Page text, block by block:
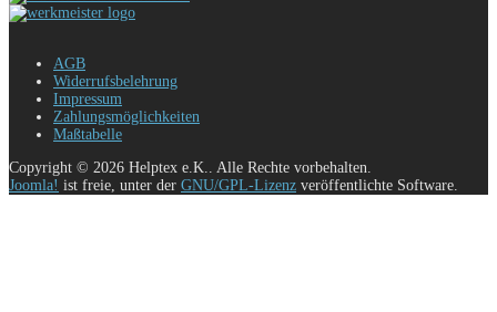
AGB
Widerrufsbelehrung
Impressum
Zahlungsmöglichkeiten
Maßtabelle
Copyright © 2026 Helptex e.K.. Alle Rechte vorbehalten.
Joomla! ist freie, unter der GNU/GPL-Lizenz veröffentlichte Software.